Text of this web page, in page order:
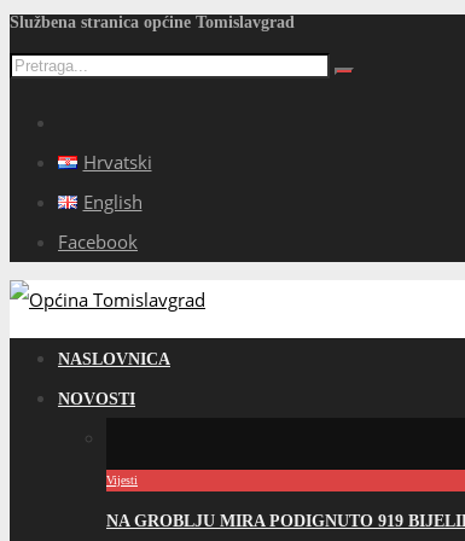
Službena stranica općine Tomislavgrad
Hrvatski
English
Facebook
NASLOVNICA
NOVOSTI
Vijesti
NA GROBLJU MIRA PODIGNUTO 919